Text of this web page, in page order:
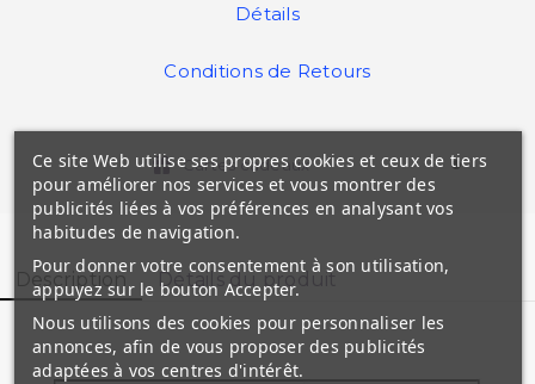
Détails
Conditions de Retours
Cartes cadeaux
Description Détails du produit
Ce site Web utilise ses propres cookies et ceux de tiers
pour améliorer nos services et vous montrer des
publicités liées à vos préférences en analysant vos
habitudes de navigation.
Pour donner votre consentement à son utilisation,
appuyez sur le bouton Accepter.
Nous utilisons des cookies pour personnaliser les
annonces, afin de vous proposer des publicités
adaptées à vos centres d'intérêt.